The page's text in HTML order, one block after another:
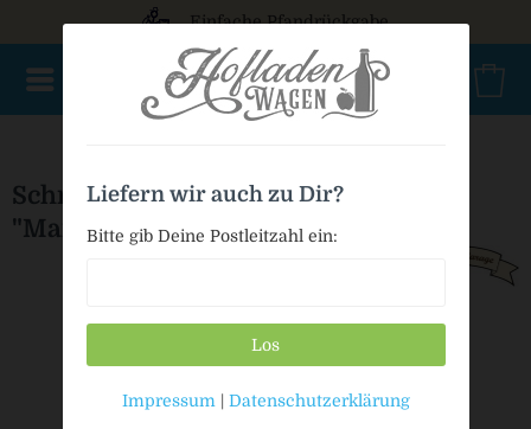
Einfache Pfandrückgabe
Schmankerl-Garage Himbeer
"Marmalad"
Liefern wir auch zu Dir?
Bitte gib Deine Postleitzahl ein:
Los
Impressum | Datenschutzerklärung